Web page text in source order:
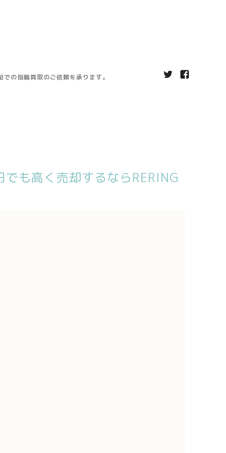
の指輪買取のご依頼を承ります。
も高く売却するならRERING